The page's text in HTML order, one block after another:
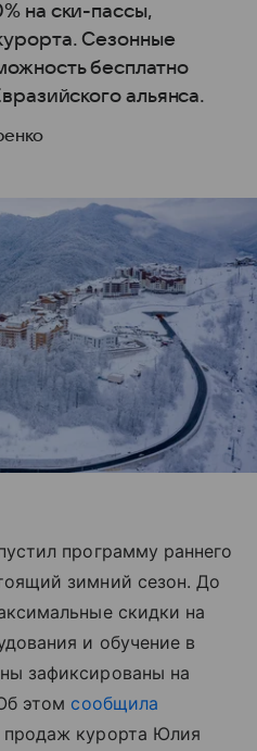
на ски-пассы,
Сезонные
бесплатно
альянса.
программу раннего
зимний сезон. До
скидки на
и обучение в
зафиксированы на
этом сообщила
продаж курорта Юлия